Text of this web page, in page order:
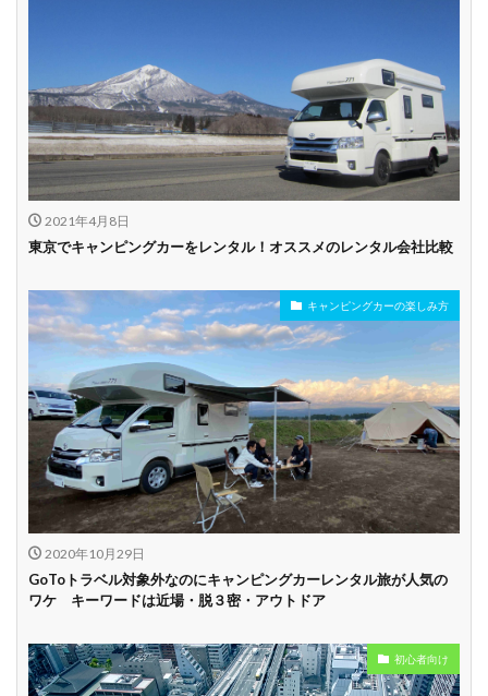
2021年4月8日
東京でキャンピングカーをレンタル！オススメのレンタル会社比較
キャンピングカーの楽しみ方
2020年10月29日
GoToトラベル対象外なのにキャンピングカーレンタル旅が人気の
ワケ キーワードは近場・脱３密・アウトドア
初心者向け